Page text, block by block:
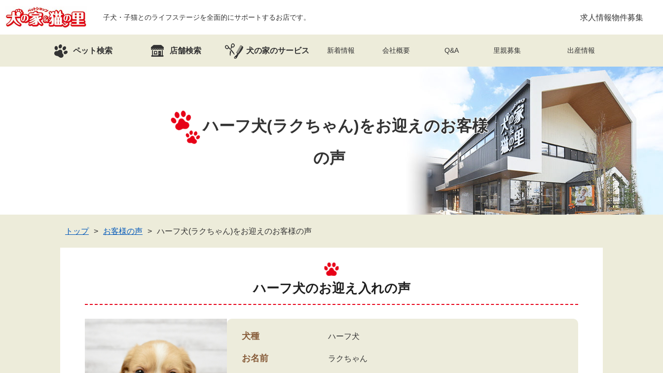
子犬・子猫とのライフステージを全面的にサポートするお店です。 求人情報物件募集
ペット検索 店舗検索 犬の家のサービス 新着情報 会社概要 Q&A 里親募集 出産情報
ハーフ犬(ラクちゃん)をお迎えのお客様
の声
トップ お客様の声 ハーフ犬(ラクちゃん)をお迎えのお客様の声
ハーフ犬のお迎え入れの声
犬種 ハーフ犬
お名前 ラクちゃん